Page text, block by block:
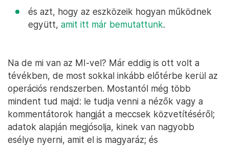
és azt, hogy az eszközeik hogyan működnek
együtt, amit itt már bemutattunk.
Na de mi van az MI-vel? Már eddig is ott volt a
tévékben, de most sokkal inkább előtérbe kerül az
operációs rendszerben. Mostantól még több
mindent tud majd: le tudja venni a nézők vagy a
kommentátorok hangját a meccsek közvetítéséről;
adatok alapján megjósolja, kinek van nagyobb
esélye nyerni, amit el is magyaráz; és